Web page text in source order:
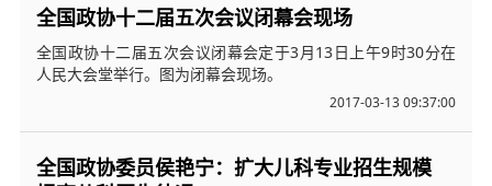
全国政协十二届五次会议闭幕会现场
全国政协十二届五次会议闭幕会定于3月13日上午9时30分在
人民大会堂举行。图为闭幕会现场。
2017-03-13 09:37:00
全国政协委员侯艳宁：扩大儿科专业招生规模